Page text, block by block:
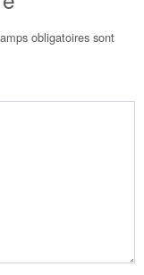
obligatoires sont